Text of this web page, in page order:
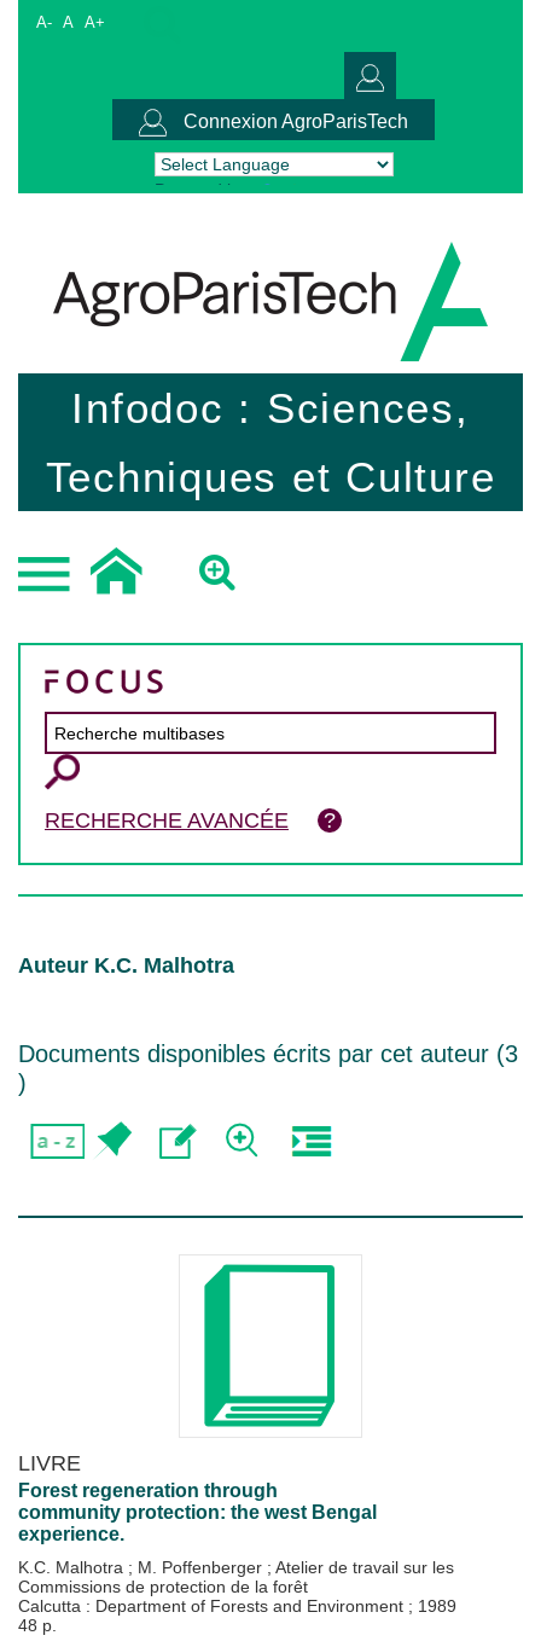
A- A A+
Connexion AgroParisTech
Powered by Translate
Infodoc : Sciences,
Techniques et Culture
RECHERCHE AVANCÉE
Auteur K.C. Malhotra
Documents disponibles écrits par cet auteur (3
)
LIVRE
Forest regeneration through
community protection: the west Bengal
experience.
K.C. Malhotra ; M. Poffenberger ; Atelier de travail sur les
Commissions de protection de la forêt
Calcutta : Department of Forests and Environment ; 1989
48 p.